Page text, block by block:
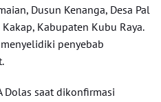
Dusun Kenanga, Desa Pal
Kabupaten Kubu Raya.
penyebab
Dolas saat dikonfirmasi